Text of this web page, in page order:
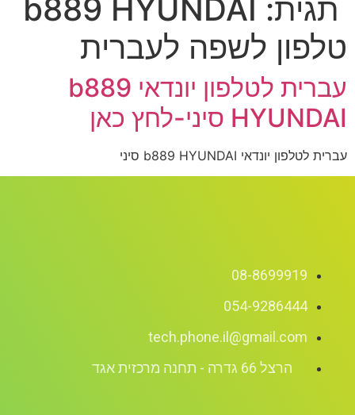
תגית: b889 HYUNDAI
טלפון לשפה לעברית
עברית לטלפון יונדאי b889
HYUNDAI סיני-לחץ כאן
עברית לטלפון יונדאי b889 HYUNDAI סיני
08-8699919
054-9286444
tech.phone.il@gmail.com
הרצל 66 גדרה - תחנה מרכזית אגד